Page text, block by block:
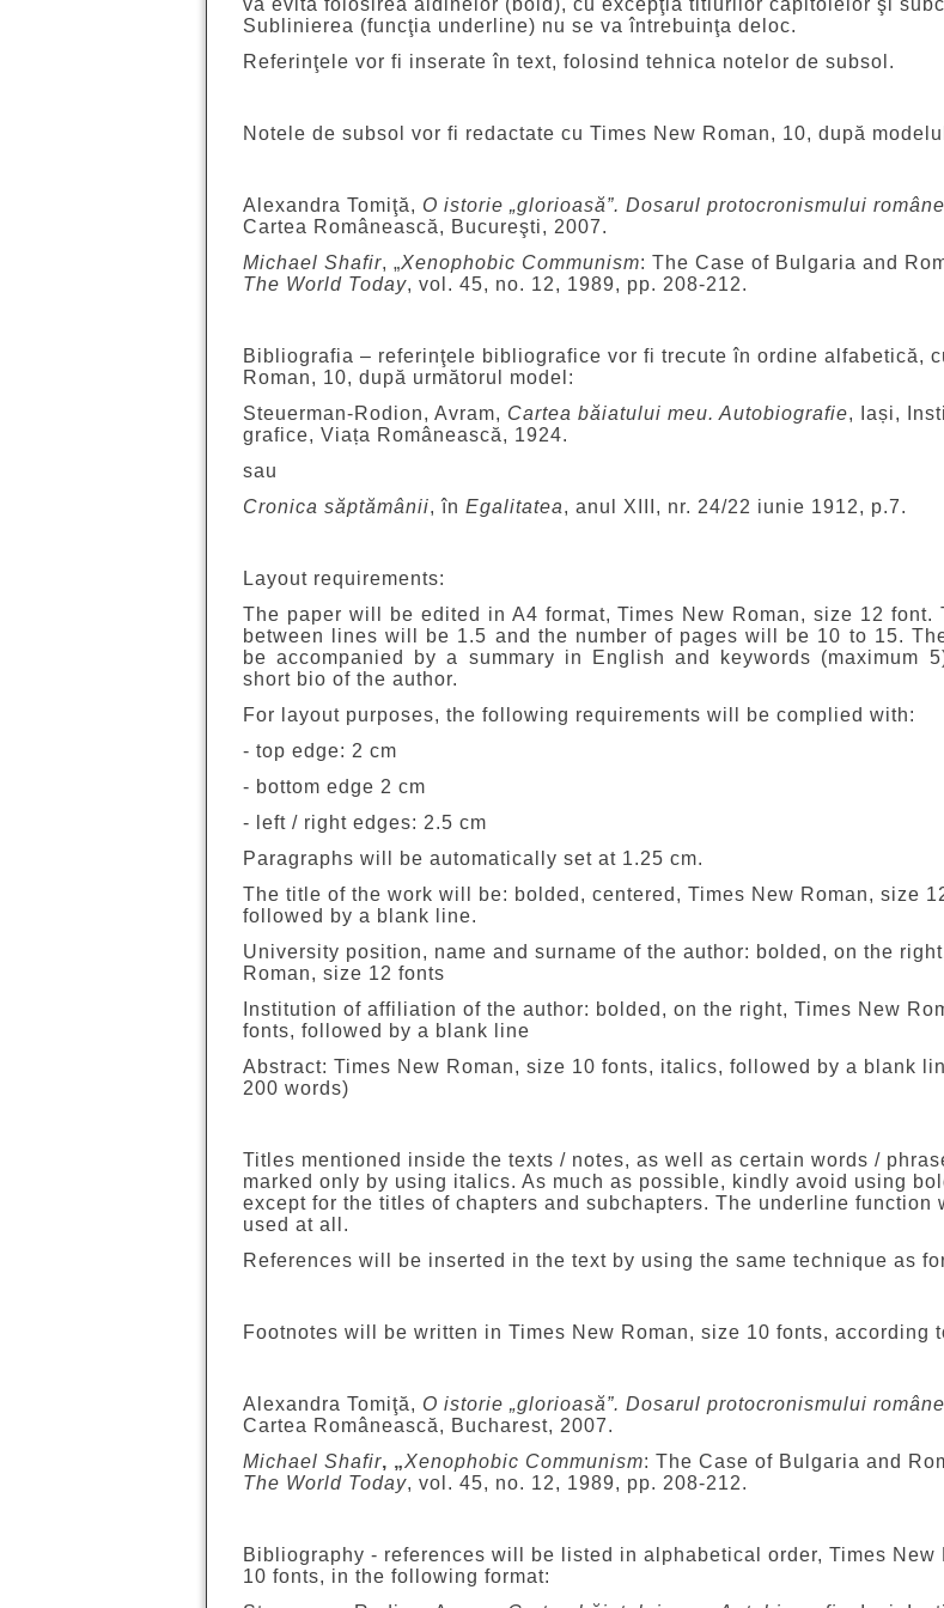
va evita folosirea aldinelor (bold), cu excepţia titlurilor capitolelor şi
Sublinierea (funcţia underline) nu se va întrebuinţa deloc.
Referinţele vor fi inserate în text, folosind tehnica notelor de subsol.
Notele de subsol vor fi redactate cu Times New Roman, 10, după
Alexandra Tomiţă, O istorie „glorioasă”. Dosarul protocronismului
Cartea Românească, Bucureşti, 2007.
Michael Shafir, „Xenophobic Communism: The Case of Bulgaria and
The World Today, vol. 45, no. 12, 1989, pp. 208-212.
Bibliografia – referinţele bibliografice vor fi trecute în ordine alfabetică,
Roman, 10, după următorul model:
Steuerman-Rodion, Avram, Cartea băiatului meu. Autobiografie, Iași,
grafice, Viața Românească, 1924.
sau
Cronica săptămânii, în Egalitatea, anul XIII, nr. 24/22 iunie 1912, p.7.
Layout requirements:
The paper will be edited in A4 format, Times New Roman, size 12 font.
between lines will be 1.5 and the number of pages will be 10 to 15.
be accompanied by a summary in English and keywords (maximum
short bio of the author.
For layout purposes, the following requirements will be complied with:
- top edge: 2 cm
- bottom edge 2 cm
- left / right edges: 2.5 cm
Paragraphs will be automatically set at 1.25 cm.
The title of the work will be: bolded, centered, Times New Roman, size
followed by a blank line.
University position, name and surname of the author: bolded, on the
Roman, size 12 fonts
Institution of affiliation of the author: bolded, on the right, Times New
fonts, followed by a blank line
Abstract: Times New Roman, size 10 fonts, italics, followed by a blank
200 words)
Titles mentioned inside the texts / notes, as well as certain words /
marked only by using italics. As much as possible, kindly avoid using
except for the titles of chapters and subchapters. The underline function
used at all.
References will be inserted in the text by using the same technique as
Footnotes will be written in Times New Roman, size 10 fonts, according
Alexandra Tomiţă, O istorie „glorioasă”. Dosarul protocronismului
Cartea Românească, Bucharest, 2007.
Michael Shafir, „Xenophobic Communism: The Case of Bulgaria and
The World Today, vol. 45, no. 12, 1989, pp. 208-212.
Bibliography - references will be listed in alphabetical order, Times New
10 fonts, in the following format: